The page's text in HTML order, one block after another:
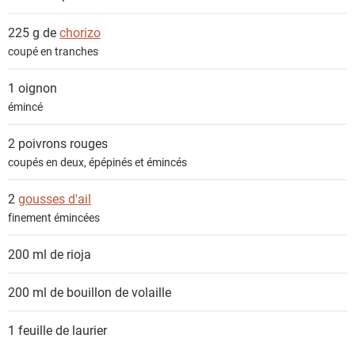
t
s
225 g dechorizo
coupé en tranches
1 oignon
émincé
2 poivrons rouges
coupés en deux, épépinés et émincés
2 gousses d'ail
finement émincées
200 ml de rioja
200 ml de bouillon de volaille
1 feuille de laurier